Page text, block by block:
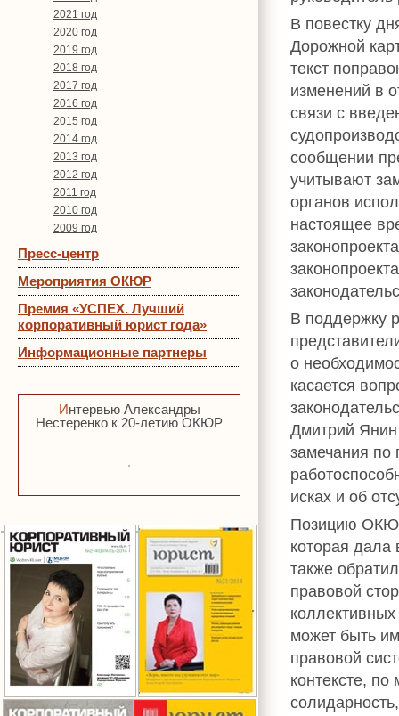
2021 год
2020 год
2019 год
2018 год
2017 год
2016 год
2015 год
2014 год
2013 год
2012 год
2011 год
2010 год
2009 год
Пресс-центр
Мероприятия ОКЮР
Премия «УСПЕХ. Лучший
корпоративный юрист года»
Информационные партнеры
Интервью Александры
Нестеренко к 20-летию ОКЮР
В повестку
Дорожной
текст
изменений в
связи с
сообщении
учитывают
органов
настоящее
В поддержку
о
касается
Дмитрий Янин
замечания по
исках и об
Позицию
которая
также
правовой
может быть
правовой
контексте,